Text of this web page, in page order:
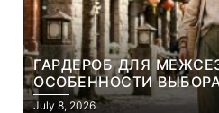
ГАРДЕРОБ ДЛЯ
ОСОБЕННОСТИ
ПАРКИ И
July 8, 2026